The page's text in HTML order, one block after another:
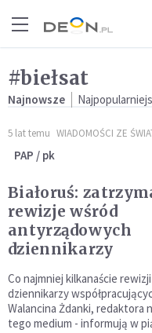
#biełsat
Najnowsze
5 lat temu WIADOMOŚCI ZE
PAP / pk
Białoruś:
rewizje wśród
antyrządowych
dziennikarzy
Co najmniej kilkanaście
dziennikarzy
Walancina Żdanki, redaktora
tego medium - informują w